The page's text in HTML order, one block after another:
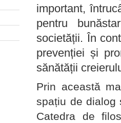
important,
pentru
societății. În
prevenției și
sănătății
Prin această
spațiu de dialog
Catedra de